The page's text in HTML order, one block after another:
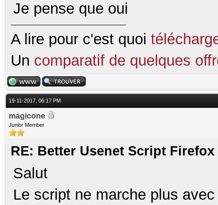
Je pense que oui
A lire pour c'est quoi
Un comparatif de quelques
19-11-2017, 06:17 PM
magicone
Junior Member
RE: Better Usenet Script
Salut
Le script ne marche plus